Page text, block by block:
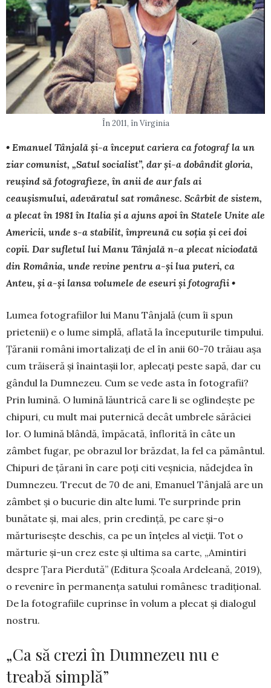
În 2011, în Virginia
• Emanuel Tânjală și-a început cariera ca fotograf la un
ziar comunist, „Satul socialist”, dar și-a dobândit gloria,
reușind să fotografieze, în anii de aur fals ai
ceaușismului, adevăratul sat românesc. Scârbit de sistem,
a plecat în 1981 în Italia și a ajuns apoi în Statele Unite ale
Americii, unde s-a stabilit, împreună cu soția și cei doi
copii. Dar sufletul lui Manu Tânjală n-a plecat niciodată
din România, unde revine pentru a-și lua puteri, ca
Anteu, și a-și lansa volumele de eseuri și fotografii •
Lumea fotografiilor lui Manu Tânjală (cum îi spun
prietenii) e o lume simplă, aflată la începuturile timpului.
Țăranii români imortalizați de el în anii 60-70 trăiau așa
cum trăi­seră și înaintașii lor, aplecați peste sapă, dar cu
gân­dul la Dumnezeu. Cum se vede asta în fotografii?
Prin lumină. O lumină lăuntrică care li se oglindește pe
chipuri, cu mult mai puter­nică decât umbrele sărăciei
lor. O lumină blândă, împăcată, în­florită în câte un
zâmbet fugar, pe obrazul lor brăzdat, la fel ca pământul.
Chipuri de țărani în care poți citi veșnicia, nădejdea în
Dumnezeu. Trecut de 70 de ani, Emanuel Tânjală are un
zâm­bet și o bucurie din alte lumi. Te surprinde prin
bunătate și, mai ales, prin credință, pe care și-o
mărturisește deschis, ca pe un înțeles al vieții. Tot o
mărturie și-un crez este și ulti­ma sa carte, „Amintiri
despre Țara Pierdută” (Editura Școala Ardeleană, 2019),
o revenire în permanența satului românesc tradițional.
De la fotografiile cu­prinse în volum a plecat și dialogul
nostru.
„Ca să crezi în Dumnezeu nu e
treabă simplă”